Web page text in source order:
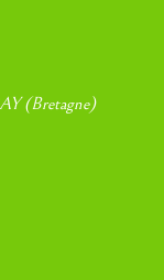
(Bretagne)